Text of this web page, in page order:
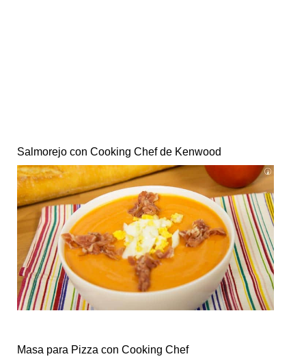
Salmorejo con Cooking Chef de Kenwood
Masa para Pizza con Cooking Chef